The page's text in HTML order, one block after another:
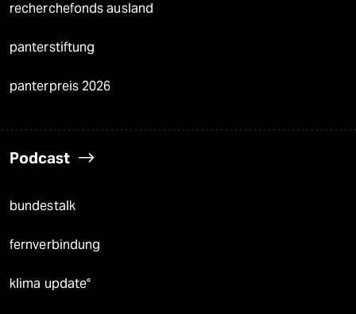
recherchefonds ausland
panterstiftung
panterpreis 2026
Podcast
bundestalk
fernverbindung
klima update°